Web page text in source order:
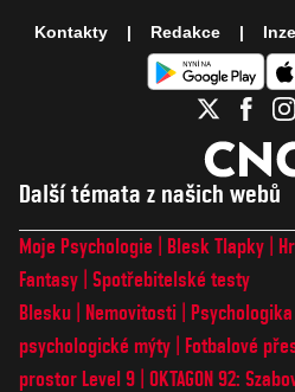
Další témata z našich webů
Moje Psychologie Blesk Tlapky
Fantasy Spotřebitelské testy
Blesku
Nemovitosti
psychologické mýty
Fotbalové
prostor Level 9 OKTAGON 92:
Kontakty Redakce